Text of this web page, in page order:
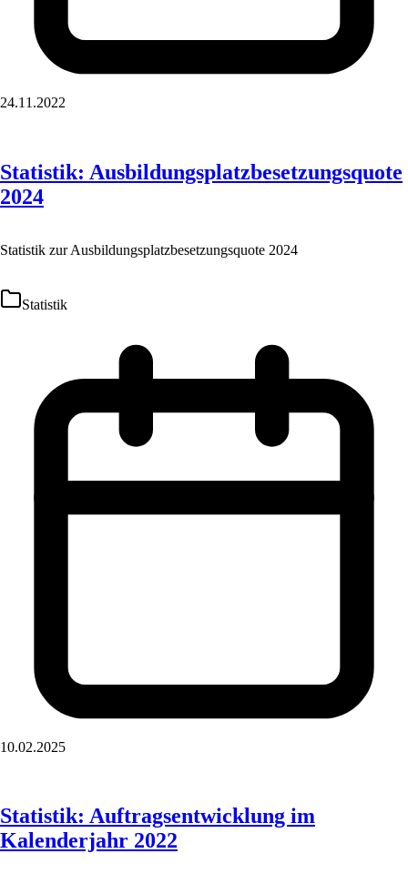
24.11.2022
Statistik: Ausbildungsplatzbesetzungsquote
2024
Statistik zur Ausbildungsplatzbesetzungsquote 2024
Statistik
10.02.2025
Statistik: Auftragsentwicklung im
Kalenderjahr 2022